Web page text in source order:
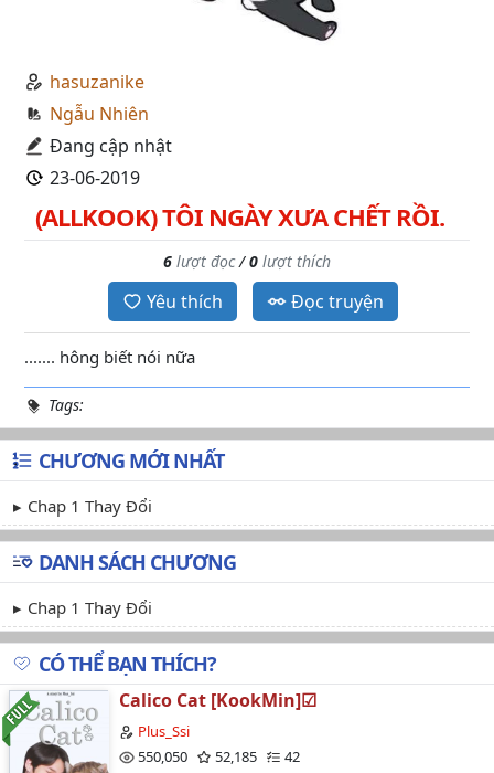
hasuzanike
Ngẫu Nhiên
Đang cập nhật
23-06-2019
(ALLKOOK) TÔI NGÀY XƯA CHẾT RỒI.
6 lượt đọc/0 lượt thích
Yêu thích Đọc truyện
....... hông biết nói nữa
Tags:
CHƯƠNG MỚI NHẤT
Chap 1 Thay Đổi
DANH SÁCH CHƯƠNG
Chap 1 Thay Đổi
CÓ THỂ BẠN THÍCH?
Calico Cat [KookMin]☑
Plus_Ssi
550,050
52,185
42